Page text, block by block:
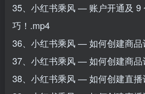
35、小红书乘风 — 账户开通及 9
巧！.mp4
36、小红书乘风 — 如何创建商品
37、小红书乘风 — 如何创建商品
38、小红书乘风 — 如何创建直播